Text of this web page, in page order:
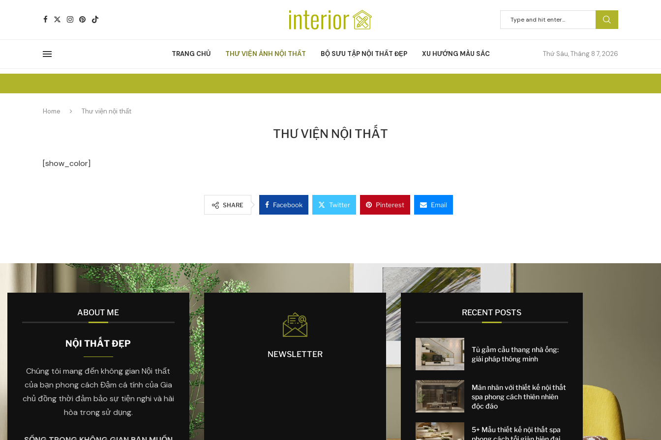
TRANG CHỦ THƯ VIỆN ẢNH NỘI THẤT BỘ SƯU TẬP NỘI THẤT ĐẸP XU HƯỚNG MÀU SẮC Thứ Sáu, Tháng 8 7, 2026
Home Thư viện nội thất
THƯ VIỆN NỘI THẤT
[show_color]
SHARE Facebook Twitter Pinterest Email
ABOUT ME
NỘI THẤT ĐẸP
Chúng tôi mang đến không gian Nội thất
của bạn phong cách Đậm cá tính của Gia
chủ đồng thời đảm bảo sự tiện nghi và hài
hòa trong sử dụng.
NEWSLETTER
RECENT POSTS
Tủ gầm cầu thang nhà ống:
giải pháp thông minh
Mãn nhãn với thiết kế nội thất
spa phong cách thiên nhiên
độc đáo
5+ Mẫu thiết kế nội thất spa